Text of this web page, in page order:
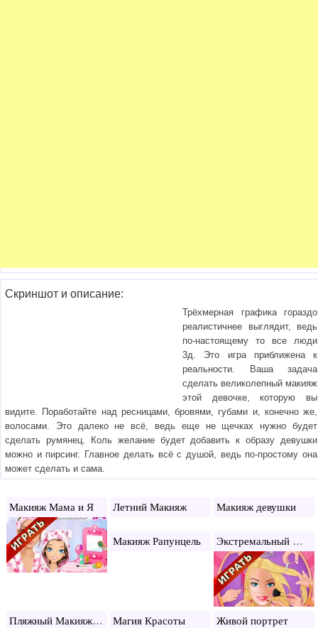
Скриншот и описание:
Трёхмерная графика гораздо
реалистичнее выглядит, ведь
по-настоящему то все люди
3д. Это игра приближена к
реальности. Ваша задача
сделать великолепный макияж
этой девочке, которую вы
видите. Поработайте над ресницами, бровями, губами и, конечно же,
волосами. Это далеко не всё, ведь еще не щечках нужно будет
сделать румянец. Коль желание будет добавить к образу девушки
можно и пирсинг. Главное делать всё с душой, ведь по-простому она
может сделать и сама.
Макияж Мама и Я Летний Макияж Макияж девушки
Макияж Рапунцель Экстремальный Макияж
Пляжный Макияж Барби Магия Красоты Живой портрет